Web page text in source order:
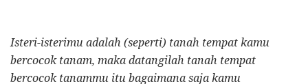
Isteri-isterimu adalah (seperti) tanah tempat kamu
bercocok tanam, maka datangilah tanah tempat
bercocok tanammu itu bagaimana saja kamu